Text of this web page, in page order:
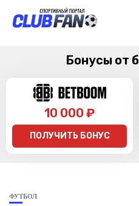
Бонусы от
10 000 ₽
ПОЛУЧИТЬ БОНУС
ФУТБОЛ